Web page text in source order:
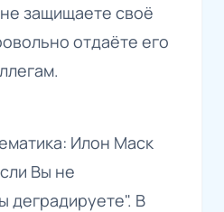
защищаете своё
отдаёте его
Илон Маск
Вы не
деградируете". В